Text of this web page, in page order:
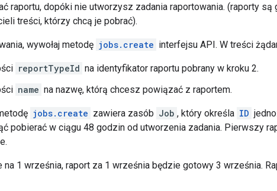
raportu, dopóki nie utworzysz zadania raportowania. (raporty
treści, którzy chcą je pobrać).
wywołaj metodę jobs.create interfejsu API. W treści
reportTypeId na identyfikator raportu pobrany w kroku 2.
name na nazwę, którą chcesz powiązać z raportem.
jobs.create zawiera zasób Job , który określa ID
pobierać w ciągu 48 godzin od utworzenia zadania. Pierwszy
na 1 września, raport za 1 września będzie gotowy 3 września.